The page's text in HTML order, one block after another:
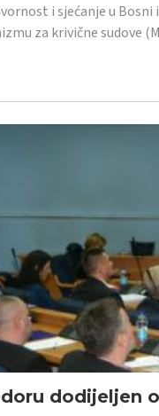
i sjećanje u
za krivične sudove
dodijeljen